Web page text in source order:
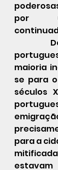
por
maioria
se para
séculos
para a